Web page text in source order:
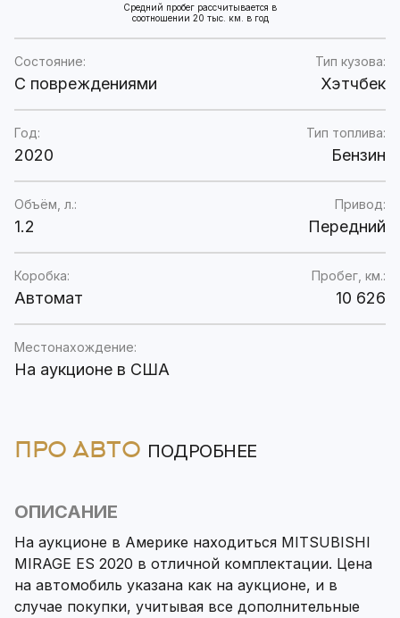
Средний пробег рассчитывается в
соотношении 20 тыс. км. в год
Состояние:
C повреждениями
Тип кузова:
Хэтчбек
Год:
2020
Тип топлива:
Бензин
Объём, л.:
1.2
Привод:
Передний
Коробка:
Автомат
Пробег, км.:
10 626
Местонахождение:
На аукционе в США
ПРО АВТО ПОДРОБНЕЕ
ОПИСАНИЕ
На аукционе в Америке находиться MITSUBISHI
MIRAGE ES 2020 в отличной комплектации. Цена
на автомобиль указана как на аукционе, и в
случае покупки, учитывая все дополнительные